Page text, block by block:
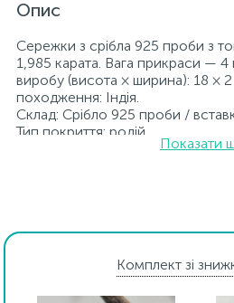
Опис
Сережки з срібла 925 проби з
1,985 карата. Вага прикраси — 4
виробу (висота × ширина): 18 ×
походження: Індія.
Склад: Срібло 925 проби /
Тип покриття: родій.
Вставка: лондонський топаз.
пробірною службою України; на
прикраси додається бирка із
Показати
Комплект зі